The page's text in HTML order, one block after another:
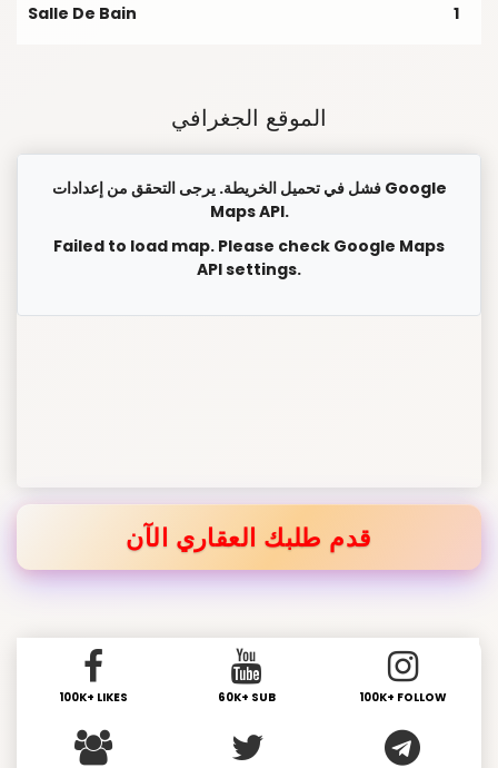
Salle De Bain
1
الموقع الجغرافي
فشل في تحميل الخريطة. يرجى التحقق من إعدادات Google
Maps API.
Failed to load map. Please check Google Maps
API settings.
قدم طلبك العقاري الآن
100K+ LIKES 60K+ SUB 100K+ FOLLOW